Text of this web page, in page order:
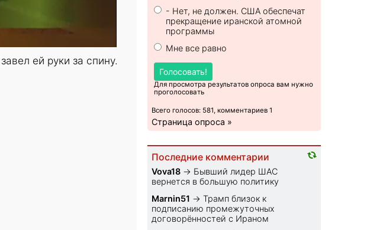
ей руки за спину.
- Нет, не должен. США обеспечат
прекращение иранской атомной
программы
Мне все равно
Голосовать!
Для просмотра результатов опроса вам нужно
проголосовать
Всего голосов: 581, комментариев 1
Страница опроса »
Последние комментарии
Vova18 → Бывший лидер ШАС
вернется в большую политику
Marnin51 →Трамп близок к
подписанию промежуточных
договорённостей с Ираном